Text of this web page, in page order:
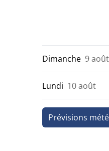
Dimanche 9 août
Lundi 10 août
Prévisions